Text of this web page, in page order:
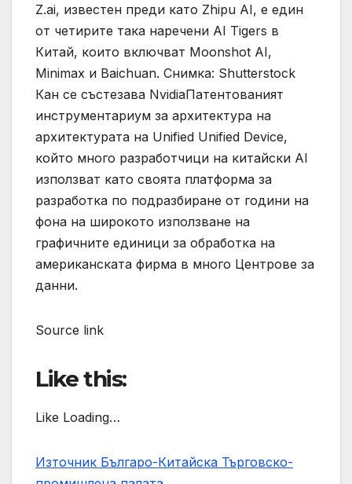
Z.ai, известен преди като Zhipu AI, е един
от четирите така наречени AI Tigers в
Китай, които включват Moonshot AI,
Minimax и Baichuan. Снимка: Shutterstock
Кан се състезава NvidiaПатентованият
инструментариум за архитектура на
архитектурата на Unified Unified Device,
който много разработчици на китайски AI
използват като своята платформа за
разработка по подразбиране от години на
фона на широкото използване на
графичните единици за обработка на
американската фирма в много Центрове за
данни.
Source link
Like this:
Like Loading…
Източник Българо-Китайска Търговско-